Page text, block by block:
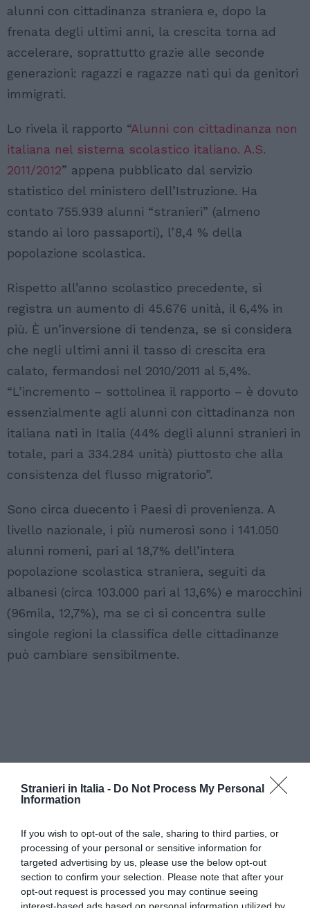
Stranieri in Italia - Do Not Process My Personal
Information
If you wish to opt-out of the sale, sharing to third parties, or
processing of your personal or sensitive information for
targeted advertising by us, please use the below opt-out
section to confirm your selection. Please note that after your
opt-out request is processed you may continue seeing
interest-based ads based on personal information utilized by
alunni con cittadinanza straniera e, dopo la
frenata degli ultimi anni, la crescita torna ad
accelerare, soprattutto grazie alle seconde
generazioni: ragazzi e ragazze nati qui da genitori
immigrati.
Lo rivela il rapporto “Alunni con cittadinanza non
italiana nel sistema scolastico italiano. A.S.
2011/2012” appena pubblicato dal servizio
statistico del ministero dell’Istruzione. Ha
contato 755.939 alunni “stranieri” (almeno
stando ai loro passaporti), l’8,4 % della
popolazione scolastica.
Rispetto all’anno scolastico precedente, si
registra un aumento di 45.676 unità, il 6,4% in
più. È un’inversione di tendenza, se si considera
che negli ultimi anni il tasso di crescita era
calato, fermandosi nel 2010/2011 al 5,4%.
“L’incremento – sottolinea il rapporto – è dovuto
essenzialmente agli alunni con cittadinanza non
italiana nati in Italia (44% degli alunni stranieri in
totale, pari a 334.284 unità) piuttosto che alla
consistenza del flusso migratorio”.
Sono circa duecento i Paesi di provenienza. A
livello nazionale, i più numerosi sono i 141.050
alunni romeni, pari al 18,7% dell’intera
popolazione scolastica straniera, seguiti da
albanesi (circa 103.000 pari al 13,6%) e marocchini
(96mila, 12,7%), ma se ci si concentra sulle
singole regioni la classifica delle cittadinanze
può cambiare sensibilmente.